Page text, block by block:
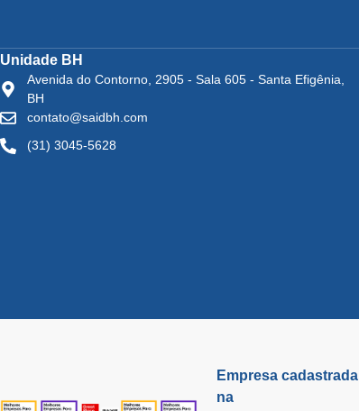
Unidade BH
Avenida do Contorno, 2905 - Sala 605 - Santa Efigênia,
BH
contato@saidbh.com
(31) 3045-5628
Empresa cadastrada
na